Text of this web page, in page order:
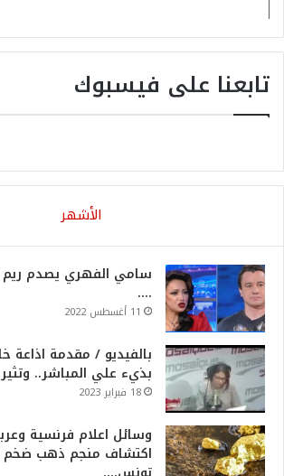
تابعنا على فيسبوك
الأشهر
سامي الفهري يصدم ريم
….
11 أغسطس 2022
بالفيديو / مقدمة اذاعة
بذيء علي المباشر..
18 فبراير 2023
وسائل اعلام فرنسية
اكتشاف منجم ذهب ضخم